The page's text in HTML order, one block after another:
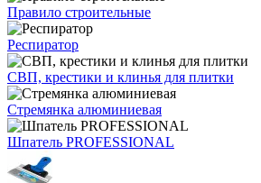
Правило строительные
Респиратор
СВП, крестики и клинья для плитки
Стремянка алюминиевая
Шпатель PROFESSIONAL